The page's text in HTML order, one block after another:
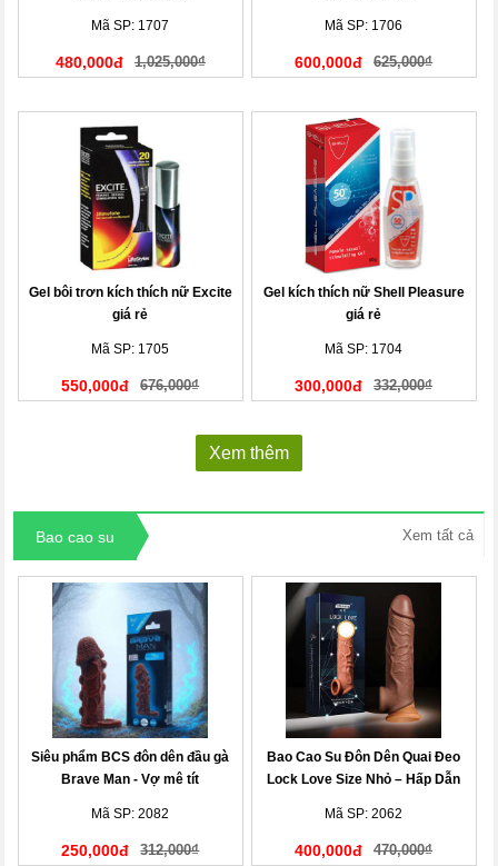
Mã SP: 1707
480,000đ 1,025,000₫
Mã SP: 1706
600,000đ 625,000₫
Gel bôi trơn kích thích nữ Excite
giá rẻ
Mã SP: 1705
550,000đ 676,000₫
Gel kích thích nữ Shell Pleasure
giá rẻ
Mã SP: 1704
300,000đ 332,000₫
Xem thêm
Bao cao su Xem tất cả
Siêu phẩm BCS đôn dên đầu gà
Brave Man - Vợ mê tít
Mã SP: 2082
250,000đ 312,000₫
Bao Cao Su Đôn Dên Quai Đeo
Lock Love Size Nhỏ – Hấp Dẫn
Mã SP: 2062
400,000đ 470,000₫